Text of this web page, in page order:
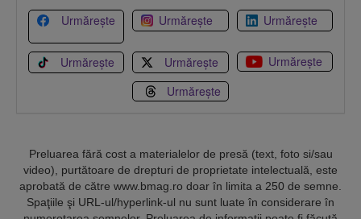
Urmărește Urmărește Urmărește
Urmărește Urmărește
Urmărește
Urmărește
Preluarea fără cost a materialelor de presă (text, foto si/sau
video), purtătoare de drepturi de proprietate intelectuală, este
aprobată de către www.bmag.ro doar în limita a 250 de semne.
Spaţiile şi URL-ul/hyperlink-ul nu sunt luate în considerare în